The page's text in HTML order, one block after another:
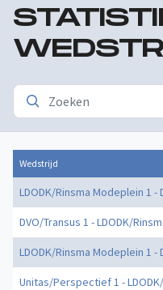
Wedstrijd
LDODK/Rinsma Modeplein 1 -
DVO/Transus 1 - LDODK/
LDODK/Rinsma Modeplein 1 -
Unitas/Perspectief 1 -